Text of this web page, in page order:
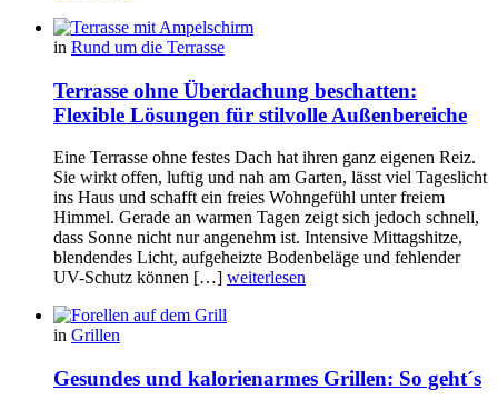
in Rund um die Terrasse
Terrasse ohne Überdachung beschatten:
Flexible Lösungen für stilvolle Außenbereiche
Eine Terrasse ohne festes Dach hat ihren ganz eigenen Reiz.
Sie wirkt offen, luftig und nah am Garten, lässt viel Tageslicht
ins Haus und schafft ein freies Wohngefühl unter freiem
Himmel. Gerade an warmen Tagen zeigt sich jedoch schnell,
dass Sonne nicht nur angenehm ist. Intensive Mittagshitze,
blendendes Licht, aufgeheizte Bodenbeläge und fehlender
UV-Schutz können […] weiterlesen
in Grillen
Gesundes und kalorienarmes Grillen: So geht´s